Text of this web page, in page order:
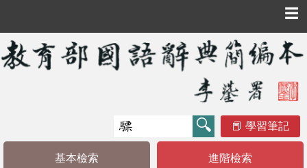
☰
學習筆記
基本檢索 進階檢索